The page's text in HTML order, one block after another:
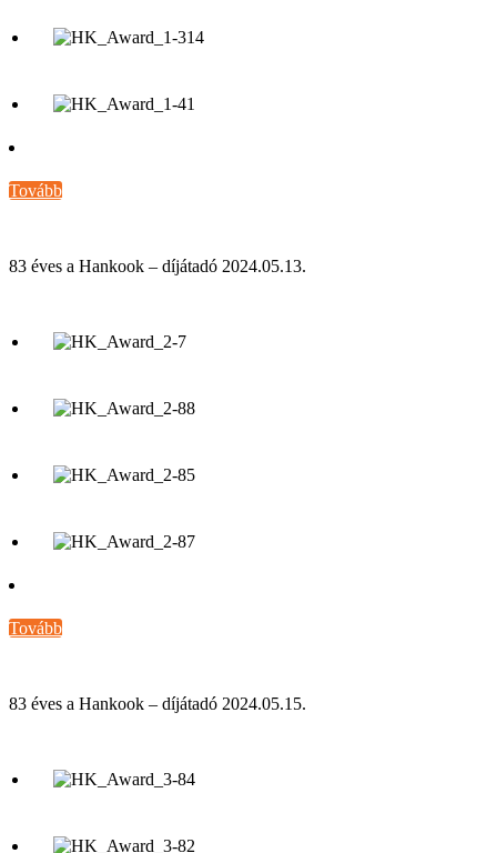
Tovább
83 éves a Hankook – díjátadó 2024.05.13.
Tovább
83 éves a Hankook – díjátadó 2024.05.15.